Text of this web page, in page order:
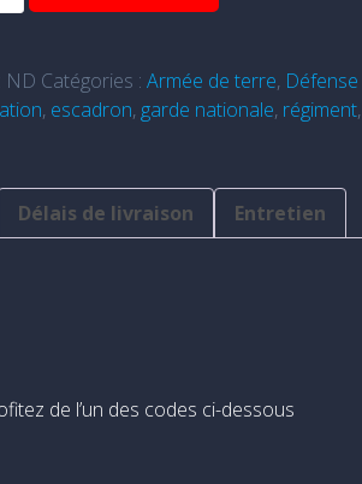
ND Catégories : Armée de terre, Défense
, escadron, garde nationale, régiment,
Délais de livraison Entretien
de l’un des codes ci-dessous